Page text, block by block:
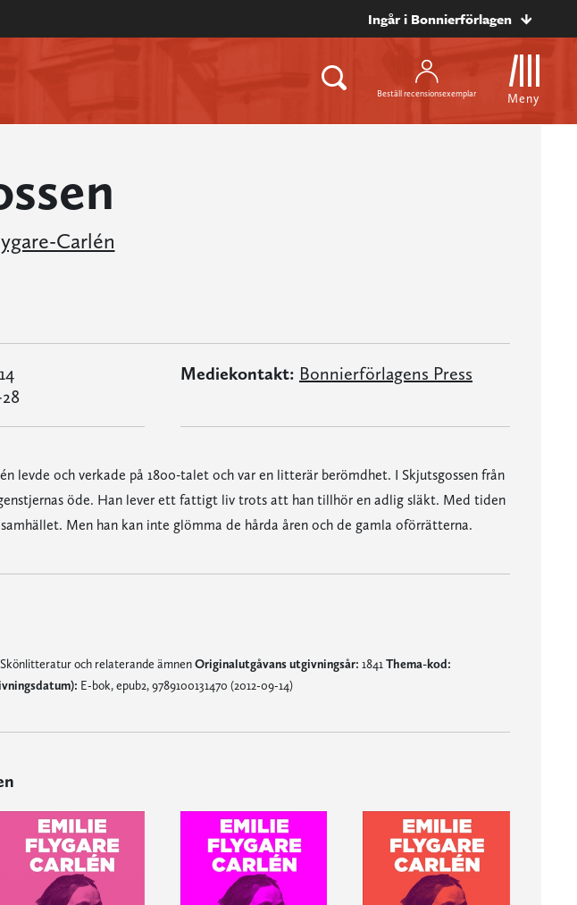
Ingår i Bonnierförlagen
Beställ recensionsexemplar Meny
Carlén
Mediekontakt: Bonnierförlagens Press
levde och verkade på 1800-talet och var en litterär berömdhet. I Skjutsgossen från
öde. Han lever ett fattigt liv trots att han tillhör en adlig släkt. Med tiden
Men han kan inte glömma de hårda åren och de gamla oförrätterna.
Skönlitteratur och relaterande ämnenOriginalutgåvans utgivningsår: 1841 Thema-kod:
E-bok, epub2, 9789100131470 (2012-09-14)